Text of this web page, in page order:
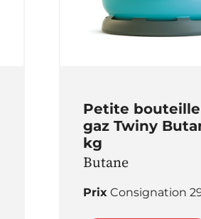
Petite
gaz Twiny
kg
Butane
Prix Consignation